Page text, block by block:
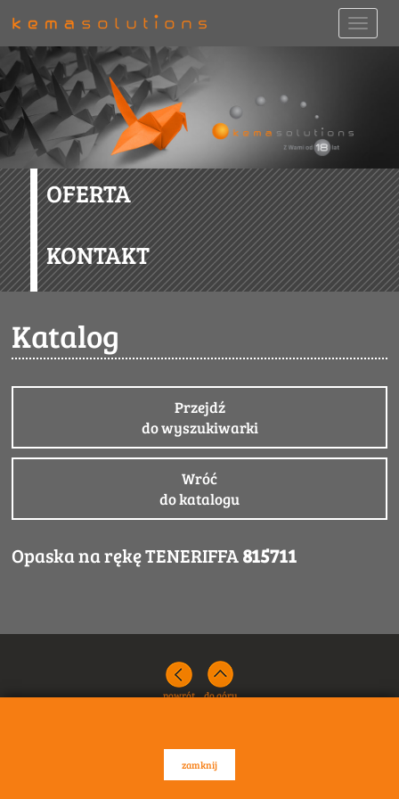
OFERTA
KONTAKT
Katalog
Przejdź
do wyszukiwarki
Wróć
do katalogu
Opaska na rękę TENERIFFA815711
powrót do góry
zamknij